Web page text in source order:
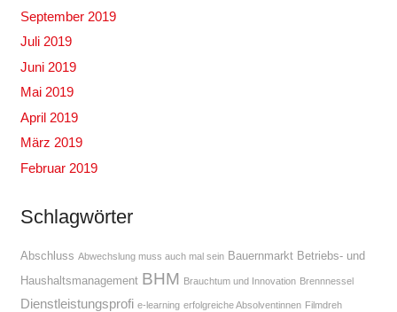
September 2019
Juli 2019
Juni 2019
Mai 2019
April 2019
März 2019
Februar 2019
Schlagwörter
Abschluss Abwechslung muss auch mal sein Bauernmarkt Betriebs- und
Haushaltsmanagement BHM Brauchtum und Innovation Brennnessel
Dienstleistungsprofi e-learning erfolgreiche Absolventinnen Filmdreh